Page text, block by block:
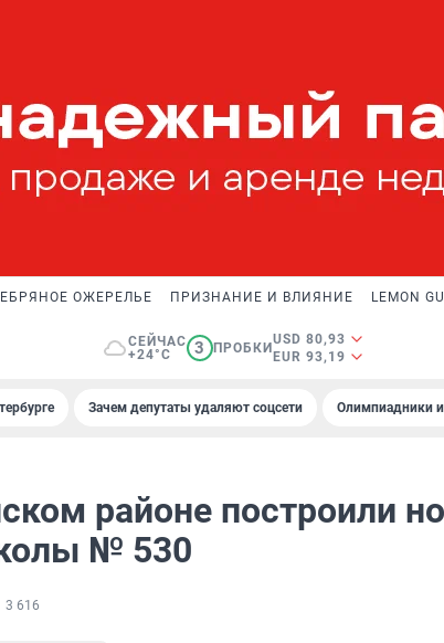
ОЖЕРЕЛЬЕ ПРИЗНАНИЕ И ВЛИЯНИЕ LEMON
СЕЙЧАС
+24°C
3 ПРОБКИ
USD 80,93
EUR 93,19
Зачем депутаты удаляют соцсети Олимпиадники и
районе построили
№ 530
3 616